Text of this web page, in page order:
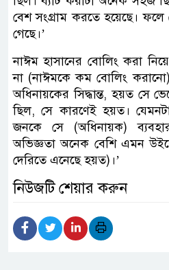
বেশ সংগ্রাম করতে হয়েছে।
গেছে।’
নাঈম হাসানের বোলিং করা
না (নাঈমকে কম বোলিং করানো)
অধিনায়কের সিদ্ধান্ত, হয়ত সে
ছিল, সে কারণেই হয়ত।
জনকে সে (অধিনায়ক)
অভিজ্ঞতা অনেক বেশি এমন
দেরিতে এনেছে হয়ত)।’
নিউজটি শেয়ার করুন